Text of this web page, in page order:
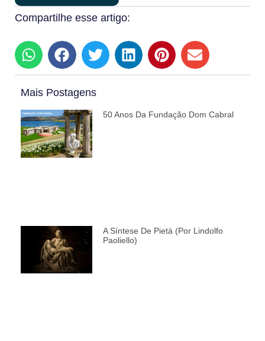
Compartilhe esse artigo:
Mais Postagens
50 Anos Da Fundação Dom Cabral
A Síntese De Pietà (por Lindolfo
Paoliello)